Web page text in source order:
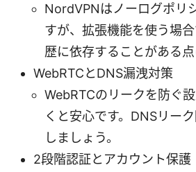
NordVPNはノーログポリ
すが、拡張機能を使う場
歴に依存することがある点
WebRTCとDNS漏洩対策
WebRTCのリークを防ぐ
くと安心です。DNSリー
しましょう。
2段階認証とアカウント保護